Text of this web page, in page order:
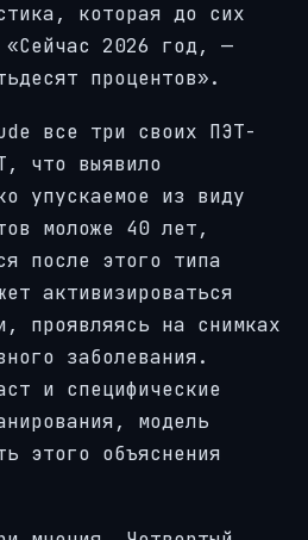
которая до сих
2026 год, —
процентов».
все три своих ПЭТ-
что выявило
упускаемое из виду
моложе 40 лет,
после этого типа
активизироваться
проявляясь на снимках
заболевания.
и специфические
модель
этого объяснения